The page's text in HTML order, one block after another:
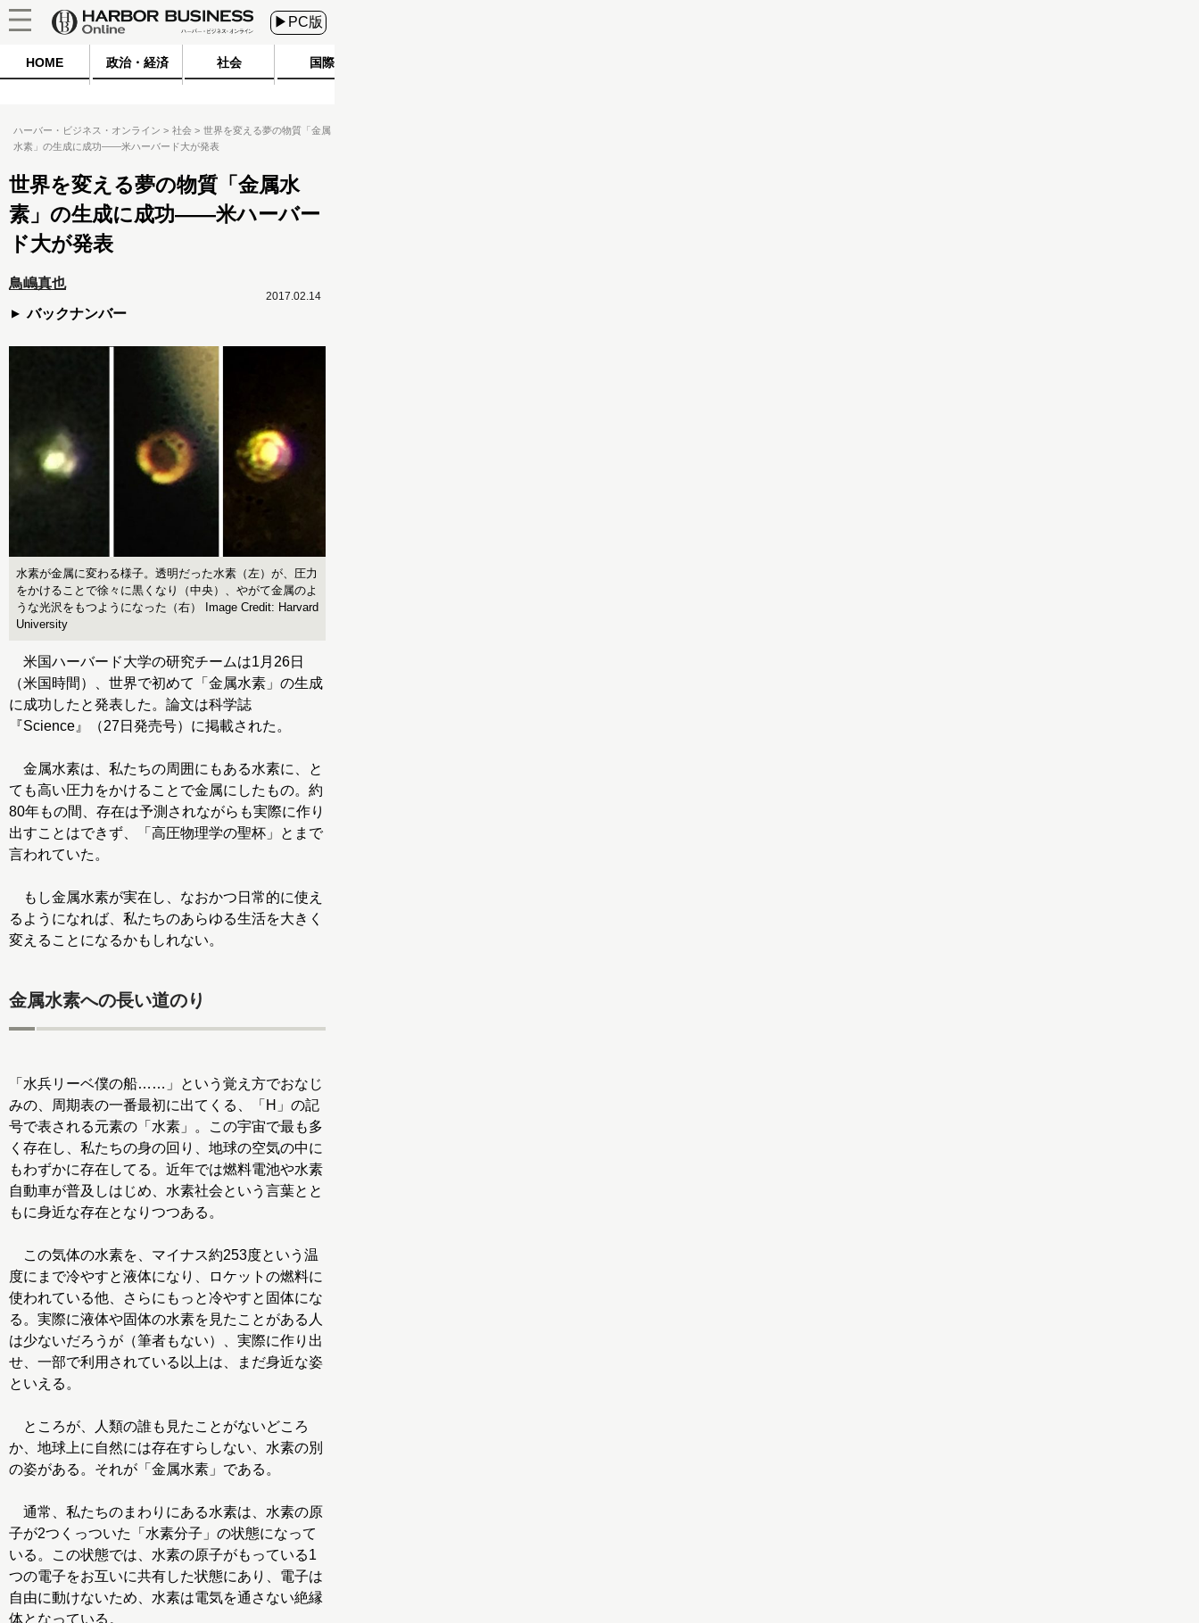
▶PC版
HOME 政治・経済 社会 国際
ハーバー・ビジネス・オンライン 社会
世界を変える夢の物質「金属
水素」の生成に成功――米ハーバード大が発表
世界を変える夢の物質「金属水
素」の生成に成功――米ハーバー
ド大が発表
鳥嶋真也
バックナンバー
2017.02.14
水素が金属に変わる様子。透明だった水素（左）が、圧力
をかけることで徐々に黒くなり（中央）、やがて金属のよ
うな光沢をもつようになった（右） Image Credit: Harvard
University
米国ハーバード大学の研究チームは1月26日
（米国時間）、世界で初めて「金属水素」の生成
に成功したと発表した。論文は科学誌
『Science』（27日発売号）に掲載された。
金属水素は、私たちの周囲にもある水素に、と
ても高い圧力をかけることで金属にしたもの。約
80年もの間、存在は予測されながらも実際に作り
出すことはできず、「高圧物理学の聖杯」とまで
言われていた。
もし金属水素が実在し、なおかつ日常的に使え
るようになれば、私たちのあらゆる生活を大きく
変えることになるかもしれない。
金属水素への長い道のり
「水兵リーベ僕の船……」という覚え方でおなじ
みの、周期表の一番最初に出てくる、「H」の記
号で表される元素の「水素」。この宇宙で最も多
く存在し、私たちの身の回り、地球の空気の中に
もわずかに存在してる。近年では燃料電池や水素
自動車が普及しはじめ、水素社会という言葉とと
もに身近な存在となりつつある。
この気体の水素を、マイナス約253度という温
度にまで冷やすと液体になり、ロケットの燃料に
使われている他、さらにもっと冷やすと固体にな
る。実際に液体や固体の水素を見たことがある人
は少ないだろうが（筆者もない）、実際に作り出
せ、一部で利用されている以上は、まだ身近な姿
といえる。
ところが、人類の誰も見たことがないどころ
か、地球上に自然には存在すらしない、水素の別
の姿がある。それが「金属水素」である。
通常、私たちのまわりにある水素は、水素の原
子が2つくっついた「水素分子」の状態になって
いる。この状態では、水素の原子がもっている1
つの電子をお互いに共有した状態にあり、電子は
自由に動けないため、水素は電気を通さない絶縁
体となっている。